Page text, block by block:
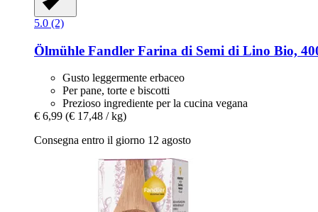
5.0 (2)
Ölmühle Fandler Farina di Semi di Lino Bio,
Gusto leggermente erbaceo
Per pane, torte e biscotti
Prezioso ingrediente per la cucina vegana
€ 6,99 (€ 17,48 / kg)
Consegna entro il giorno 12 agosto